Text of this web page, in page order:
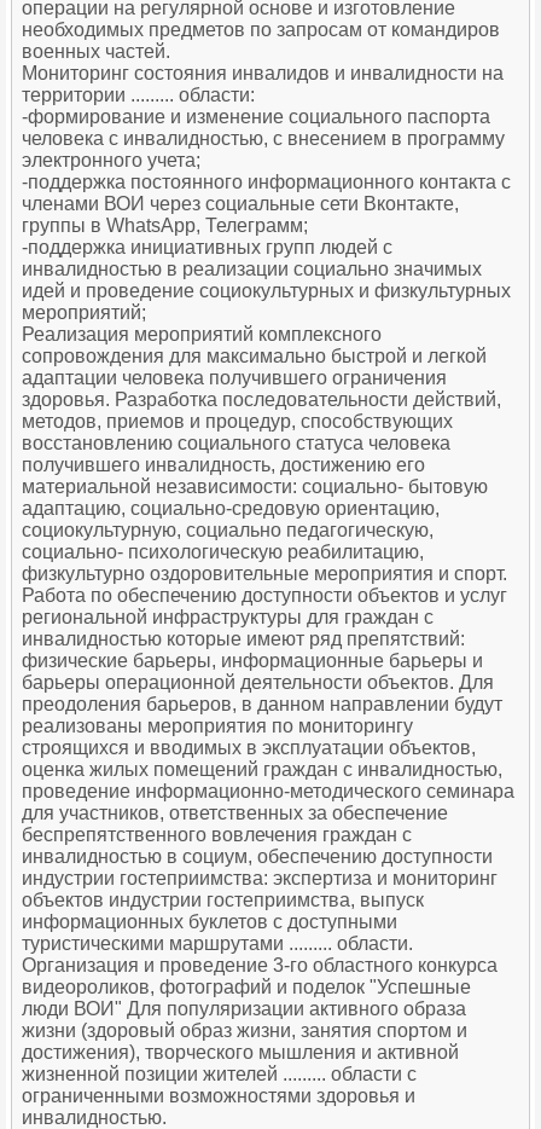
операции на регулярной основе и изготовление
необходимых предметов по запросам от командиров
военных частей.
Мониторинг состояния инвалидов и инвалидности на
территории ......... области:
-формирование и изменение социального паспорта
человека с инвалидностью, с внесением в программу
электронного учета;
-поддержка постоянного информационного контакта с
членами ВОИ через социальные сети Вконтакте,
группы в WhatsApp, Телеграмм;
-поддержка инициативных групп людей с
инвалидностью в реализации социально значимых
идей и проведение социокультурных и физкультурных
мероприятий;
Реализация мероприятий комплексного
сопровождения для максимально быстрой и легкой
адаптации человека получившего ограничения
здоровья. Разработка последовательности действий,
методов, приемов и процедур, способствующих
восстановлению социального статуса человека
получившего инвалидность, достижению его
материальной независимости: социально- бытовую
адаптацию, социально-средовую ориентацию,
социокультурную, социально педагогическую,
социально- психологическую реабилитацию,
физкультурно оздоровительные мероприятия и спорт.
Работа по обеспечению доступности объектов и услуг
региональной инфраструктуры для граждан с
инвалидностью которые имеют ряд препятствий:
физические барьеры, информационные барьеры и
барьеры операционной деятельности объектов. Для
преодоления барьеров, в данном направлении будут
реализованы мероприятия по мониторингу
строящихся и вводимых в эксплуатации объектов,
оценка жилых помещений граждан с инвалидностью,
проведение информационно-методического семинара
для участников, ответственных за обеспечение
беспрепятственного вовлечения граждан с
инвалидностью в социум, обеспечению доступности
индустрии гостеприимства: экспертиза и мониторинг
объектов индустрии гостеприимства, выпуск
информационных буклетов с доступными
туристическими маршрутами ......... области.
Организация и проведение 3-го областного конкурса
видеороликов, фотографий и поделок "Успешные
люди ВОИ" Для популяризации активного образа
жизни (здоровый образ жизни, занятия спортом и
достижения), творческого мышления и активной
жизненной позиции жителей ......... области с
ограниченными возможностями здоровья и
инвалидностью.